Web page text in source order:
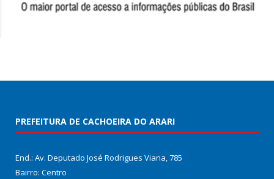
PREFEITURA DE CACHOEIRA DO ARARI
End.: Av. Deputado José Rodrigues Viana, 785
Bairro: Centro